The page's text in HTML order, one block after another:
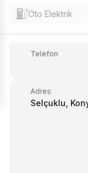
Oto Elektrik
Telefon
Adres
Selçuklu,